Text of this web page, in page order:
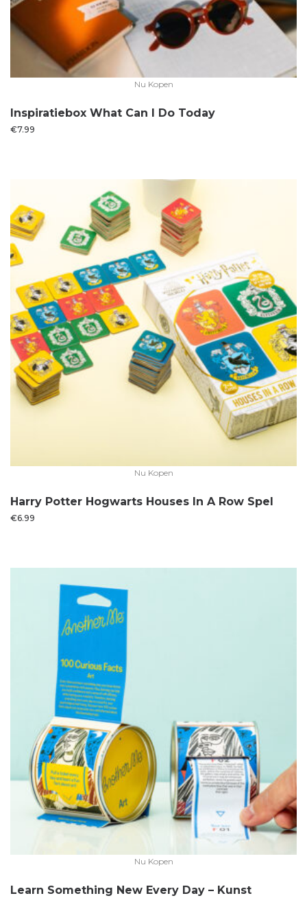
Nu Kopen
Inspiratiebox What Can I Do Today
€7.99
Nu Kopen
Harry Potter Hogwarts Houses In A Row Spel
€6.99
Nu Kopen
Learn Something New Every Day – Kunst